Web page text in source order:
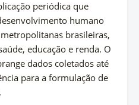
periódica que
humano
brasileiras,
educação e renda. O
dados coletados até
para a formulação de